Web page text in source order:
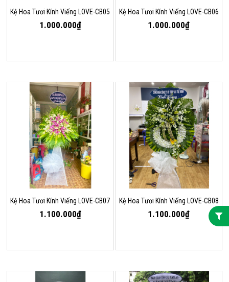
Kệ Hoa Tươi Kính Viếng LOVE-CB05
1.000.000₫
Kệ Hoa Tươi Kính Viếng LOVE-CB06
1.000.000₫
Kệ Hoa Tươi Kính Viếng LOVE-CB07
1.100.000₫
Kệ Hoa Tươi Kính Viếng LOVE-CB08
1.100.000₫